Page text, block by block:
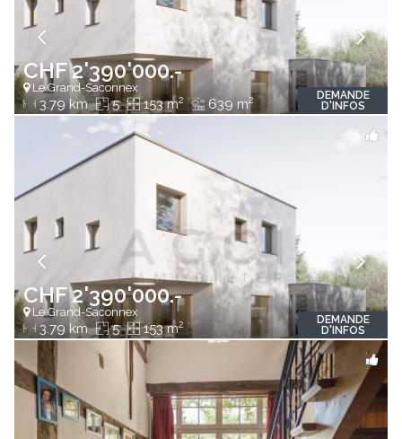
CHF 2'390'000.-
Le Grand-Saconnex
3.79 km 5 153 m2 639 m2
DEMANDE
D'INFOS
CHF 2'390'000.-
Le Grand-Saconnex
3.79 km 5 153 m2
DEMANDE
D'INFOS